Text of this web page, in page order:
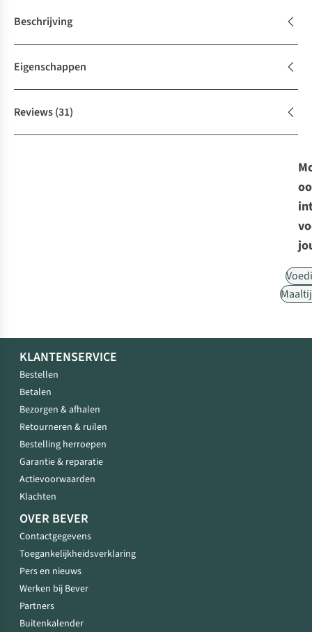
Beschrijving
Eigenschappen
Reviews(31)
KLANTENSERVICE
Bestellen
Betalen
Bezorgen & afhalen
Retourneren & ruilen
Bestelling herroepen
Garantie & reparatie
Actievoorwaarden
Klachten
OVER BEVER
Contactgegevens
Toegankelijkheidsverklaring
Pers en nieuws
Werken bij Bever
Partners
Buitenkalender